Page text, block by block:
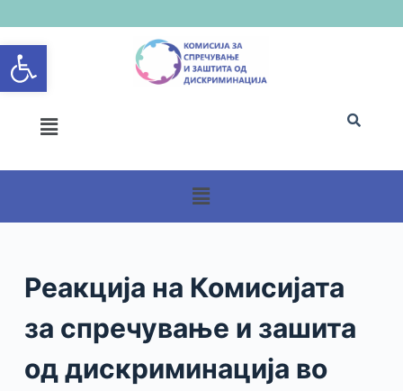
Open toolbark
i
p
nРеакција на Комисијата
за спречување и зашита
од дискриминација во